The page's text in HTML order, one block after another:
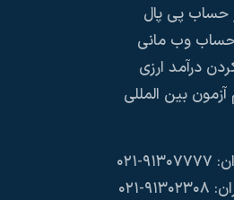
حساب پی پال
حساب وب مانی
درآمد ارزی
بین المللی
۰۲۱
۰۲۱